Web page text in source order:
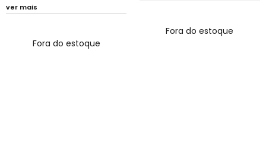
ver mais
Fora do estoque
Fora do estoque